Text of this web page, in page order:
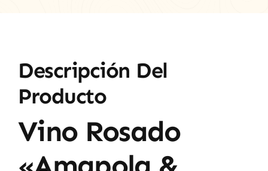
Descripción Del
Producto
Vino Rosado